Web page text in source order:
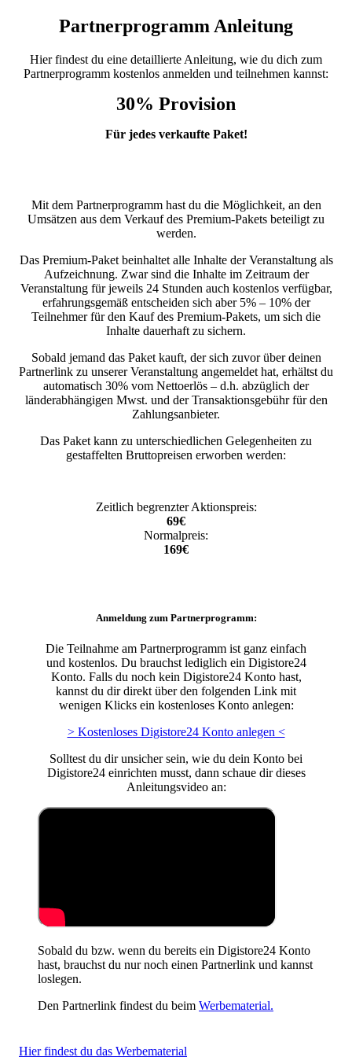
Partnerprogramm Anleitung
Hier findest du eine detaillierte Anleitung, wie du dich zum
Partnerprogramm kostenlos anmelden und teilnehmen kannst:
30% Provision
Für jedes verkaufte Paket!
Mit dem Partnerprogramm hast du die Möglichkeit, an den
Umsätzen aus dem Verkauf des Premium-Pakets beteiligt zu
werden.
Das Premium-Paket beinhaltet alle Inhalte der Veranstaltung als
Aufzeichnung. Zwar sind die Inhalte im Zeitraum der
Veranstaltung für jeweils 24 Stunden auch kostenlos verfügbar,
erfahrungsgemäß entscheiden sich aber 5% – 10% der
Teilnehmer für den Kauf des Premium-Pakets, um sich die
Inhalte dauerhaft zu sichern.
Sobald jemand das Paket kauft, der sich zuvor über deinen
Partnerlink zu unserer Veranstaltung angemeldet hat, erhältst du
automatisch 30% vom Nettoerlös – d.h. abzüglich der
länderabhängigen Mwst. und der Transaktionsgebühr für den
Zahlungsanbieter.
Das Paket kann zu unterschiedlichen Gelegenheiten zu
gestaffelten Bruttopreisen erworben werden:
Zeitlich begrenzter Aktionspreis:
69€
Normalpreis:
169€
Anmeldung zum Partnerprogramm:
Die Teilnahme am Partnerprogramm ist ganz einfach
und kostenlos. Du brauchst lediglich ein Digistore24
Konto. Falls du noch kein Digistore24 Konto hast,
kannst du dir direkt über den folgenden Link mit
wenigen Klicks ein kostenloses Konto anlegen:
> Kostenloses Digistore24 Konto anlegen <
Solltest du dir unsicher sein, wie du dein Konto bei
Digistore24 einrichten musst, dann schaue dir dieses
Anleitungsvideo an:
Sobald du bzw. wenn du bereits ein Digistore24 Konto
hast, brauchst du nur noch einen Partnerlink und kannst
loslegen.
Den Partnerlink findest du beim Werbematerial.
Hier findest du das Werbematerial